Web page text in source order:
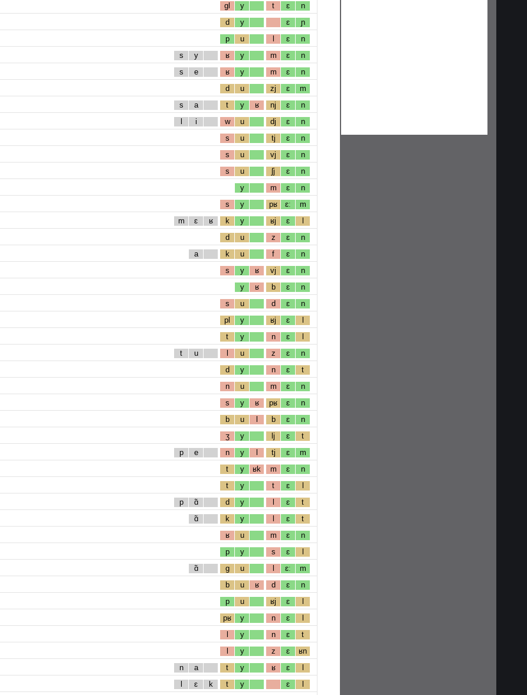
gl y t ɛ n
d y ɛ ɲ
p u l ɛ n
s y ʁ y m ɛ n
s e ʁ y m ɛ n
d u zj ɛ m
s a t y ʁ nj ɛ n
l i w u dj ɛ n
s u tj ɛ n
s u vj ɛ n
s u ʃj ɛ n
y m ɛ n
s y pʁ ɛː m
m ɛ ʁ k y ʁj ɛ l
d u z ɛ n
a k u f ɛ n
s y ʁ vj ɛ n
y ʁ b ɛ n
s u d ɛ n
pl y ʁj ɛ l
t y n ɛ l
t u l u z ɛ n
d y n ɛ t
n u m ɛ n
s y ʁ pʁ ɛ n
b u l b ɛ n
ʒ y lj ɛ t
p e n y l tj ɛ m
t y ʁk m ɛ n
t y t ɛ l
p ɑ̃ d y l ɛ t
ɑ̃ k y l ɛ t
ʁ u m ɛ n
p y s ɛ l
ɑ̃ g u l ɛː m
b u ʁ d ɛ n
p u ʁj ɛ l
pʁ y n ɛ l
l y n ɛ t
l y z ɛ ʁn
n a t y ʁ ɛ l
l ɛ k t y ɛ l